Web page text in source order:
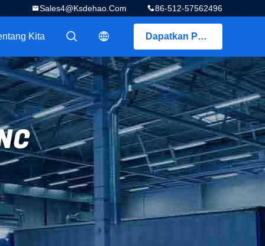
86-512-57562496
Sales4@ksdehao.com
Dapatkan Penawaran
描述
描述
Kita